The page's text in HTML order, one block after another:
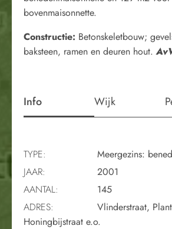
bovenmaisonnette.
Constructie: Betonskeletbouw;
baksteen, ramen en deuren hout.
Info Wijk
TYPE:
Meergezins:
JAAR:
2001
AANTAL:
145
ADRES:
Vlinderstraat,
Honingbijstraat e.o.